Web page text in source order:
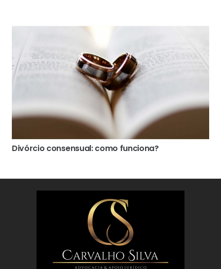
Divórcio consensual: como funciona?